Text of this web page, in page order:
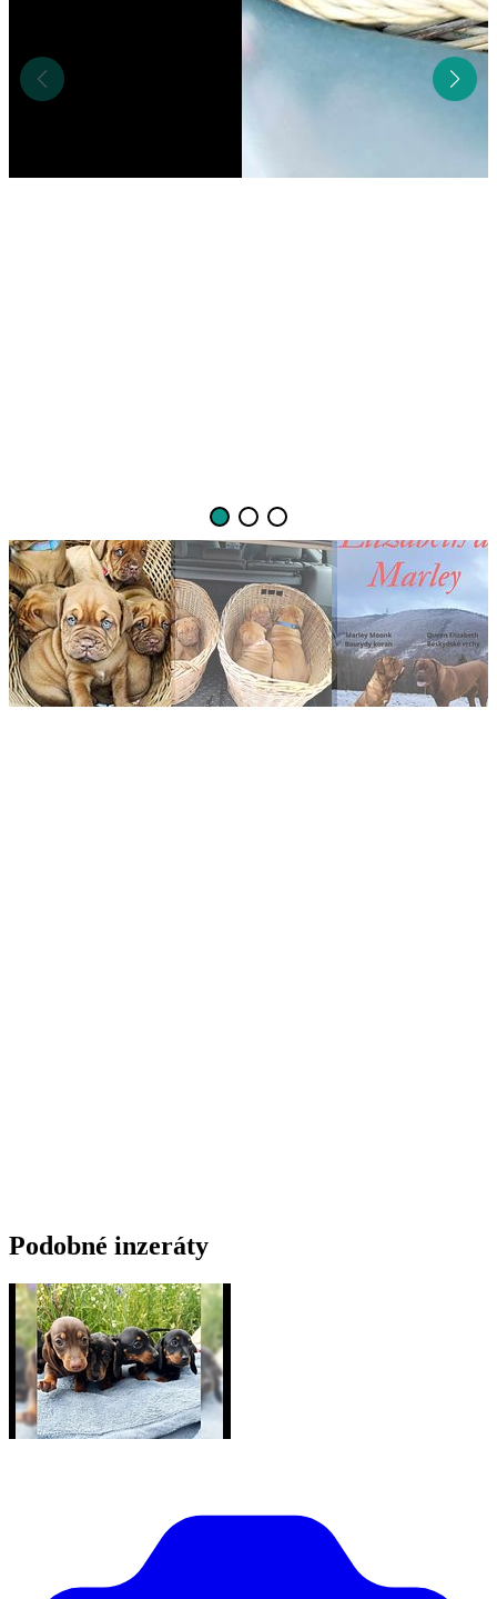
Podobné inzeráty